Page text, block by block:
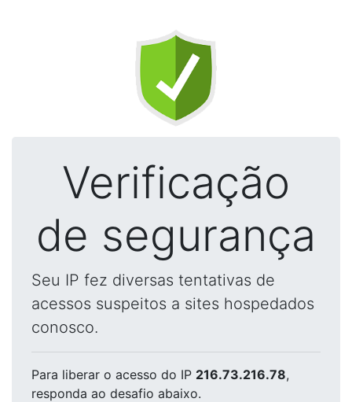
Verificação
de segurança
Seu IP fez diversas tentativas de
acessos suspeitos a sites hospedados
conosco.
Para liberar o acesso do IP 216.73.216.78,
responda ao desafio abaixo.